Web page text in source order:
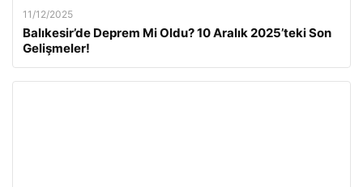
11/12/2025
Balıkesir’de Deprem Mi Oldu? 10 Aralık 2025’teki Son
Gelişmeler!